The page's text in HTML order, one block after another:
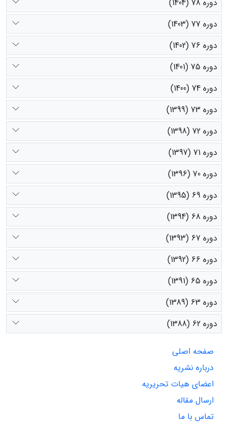
دوره 78 (1404)
دوره 77 (1403)
دوره 76 (1402)
دوره 75 (1401)
دوره 74 (1400)
دوره 73 (1399)
دوره 72 (1398)
دوره 71 (1397)
دوره 70 (1396)
دوره 69 (1395)
دوره 68 (1394)
دوره 67 (1393)
دوره 66 (1392)
دوره 65 (1391)
دوره 63 (1389)
دوره 62 (1388)
صفحه اصلی
درباره نشریه
اعضای هیات تحریریه
ارسال مقاله
تماس با ما